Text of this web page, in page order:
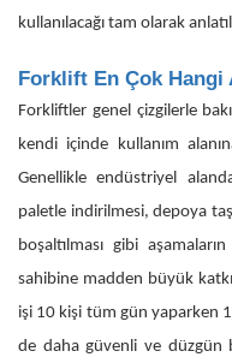
kullanılacağı tam olarak
Forklift En Çok Hangi
Forkliftler genel çizgilerle
kendi içinde kullanım
Genellikle endüstriyel
paletle indirilmesi, depoya
boşaltılması gibi
sahibine madden büyük
işi 10 kişi tüm gün yaparken
de daha güvenli ve düzgün